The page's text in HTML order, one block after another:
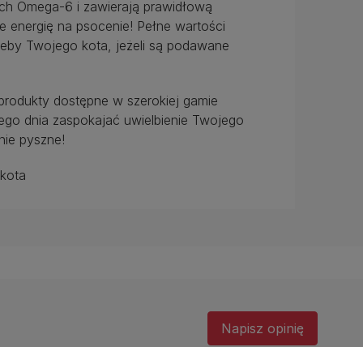
Omega-6 i zawierają prawidłową
energię na psocenie! Pełne wartości
Twojego kota, jeżeli są podawane
dostępne w szerokiej gamie
dnia zaspokajać uwielbienie Twojego
pyszne!
Napisz opinię